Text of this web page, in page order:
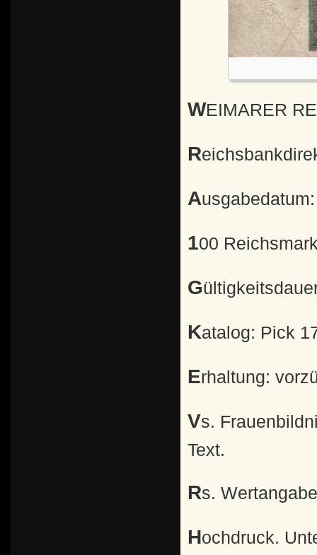
WEIMARER
100
Katalog: Pick
Erhaltung:
Vs. Frauenbildnis nach Gemälde von H. Holbein neben
Text.
Rs.
Hochdruck. Unterdruckkontrollbuchstabe. Fasereinlage.